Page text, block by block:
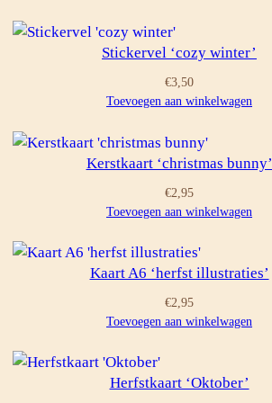
Stickervel ‘cozy winter’
€3,50
Toevoegen aan winkelwagen
Kerstkaart ‘christmas bunny’
€2,95
Toevoegen aan winkelwagen
Kaart A6 ‘herfst illustraties’
€2,95
Toevoegen aan winkelwagen
Herfstkaart ‘Oktober’